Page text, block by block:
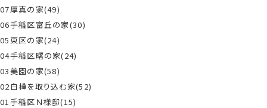
07厚真の家(49)
06手稲区富丘の家(30)
05東区の家(24)
04手稲区曙の家(24)
03美園の家(58)
02白樺を取り込む家(52)
01手稲区Ｎ様邸(15)